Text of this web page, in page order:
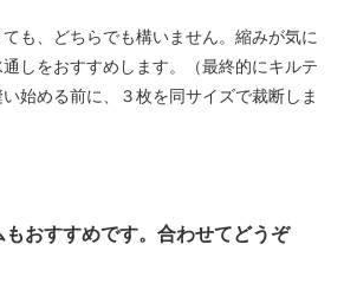
も、どちらでも構いません。縮みが気に
しをおすすめします。（最終的にキルテ
始める前に、３枚を同サイズで裁断しま
おすすめです。合わせてどうぞ